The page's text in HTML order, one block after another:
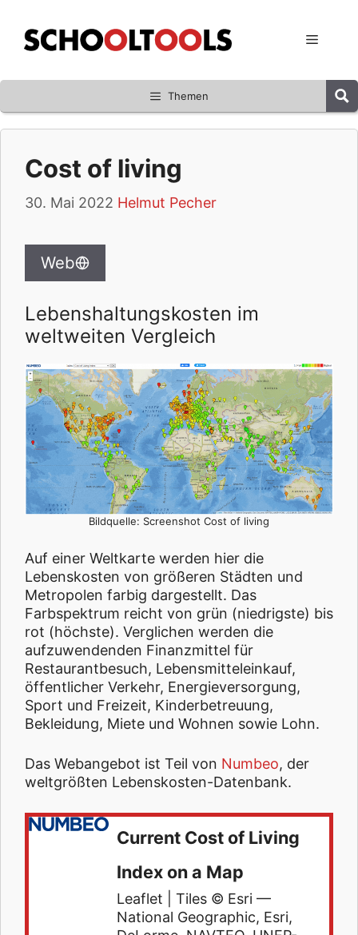
Inhalt
springen
Menü
Themen
Cost of living
30. Mai 2022 Helmut Pecher
Web
Lebenshaltungskosten im
weltweiten Vergleich
Bildquelle: Screenshot Cost of living
Auf einer Weltkarte werden hier die
Lebenskosten von größeren Städten und
Metropolen farbig dargestellt. Das
Farbspektrum reicht von grün (niedrigste) bis
rot (höchste). Verglichen werden die
aufzuwendenden Finanzmittel für
Restaurantbesuch, Lebensmitteleinkauf,
öffentlicher Verkehr, Energieversorgung,
Sport und Freizeit, Kinderbetreuung,
Bekleidung, Miete und Wohnen sowie Lohn.
Das Webangebot ist Teil von Numbeo, der
weltgrößten Lebenskosten-Datenbank.
Current Cost of Living
Index on a Map
Leaflet | Tiles © Esri —
National Geographic, Esri,